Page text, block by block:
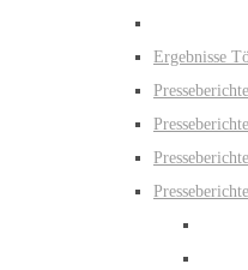
Ergebnisse